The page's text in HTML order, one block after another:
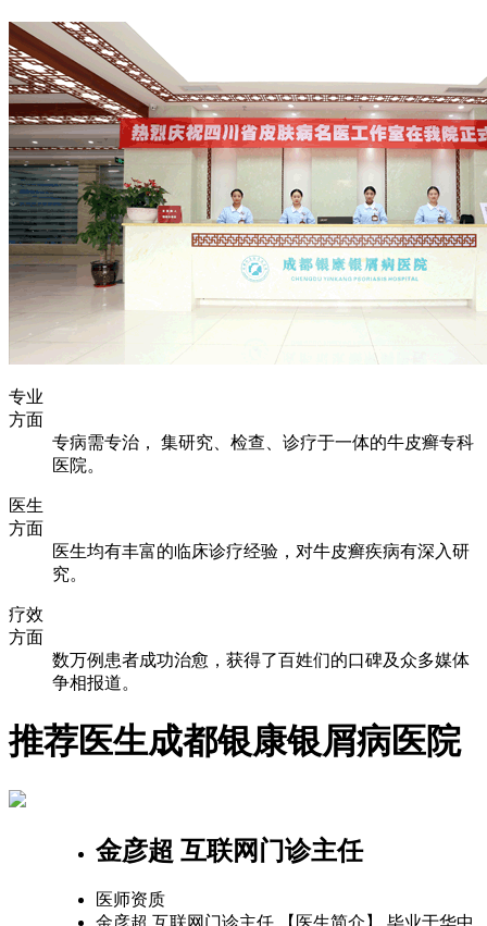
专业
方面
专病需专治， 集研究、检查、诊疗于一体的牛皮癣专科
医院。
医生
方面
医生均有丰富的临床诊疗经验，对牛皮癣疾病有深入研
究。
疗效
方面
数万例患者成功治愈，获得了百姓们的口碑及众多媒体
争相报道。
推荐医生成都银康银屑病医院
金彦超 互联网门诊主任
医师资质